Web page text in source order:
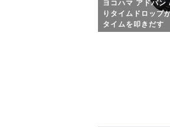
ヨコハマ アドバ
りタイムドロップ
タイムを叩きだす